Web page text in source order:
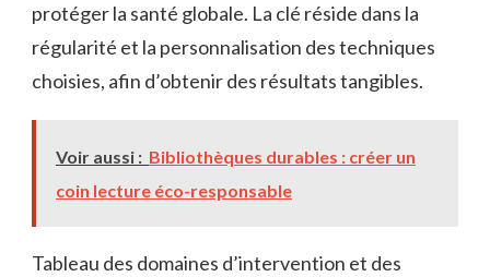
protéger la santé globale. La clé réside dans la
régularité et la personnalisation des techniques
choisies, afin d’obtenir des résultats tangibles.
Voir aussi : Bibliothèques durables : créer un
coin lecture éco-responsable
Tableau des domaines d’intervention et des